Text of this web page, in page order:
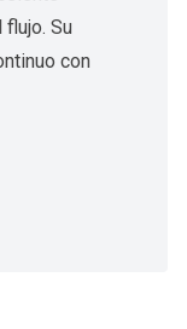
Su
con